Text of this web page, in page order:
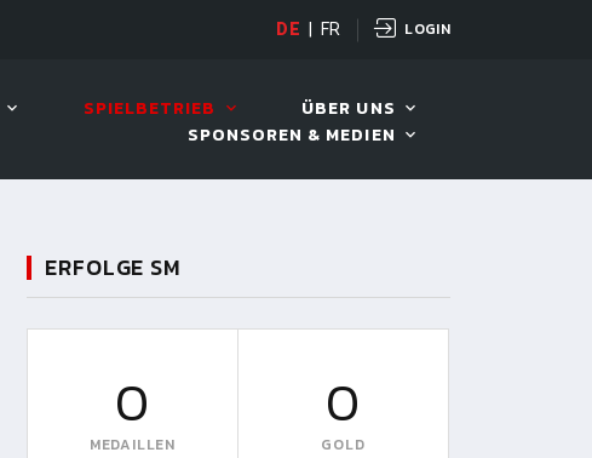
LIVE! BILLARD TOUR
DE FR LOGIN
SPIELBETRIEB
ÜBER UNS
SPONSOREN & MEDIEN
ERFOLGE SM
0
MEDAILLEN
0
GOLD